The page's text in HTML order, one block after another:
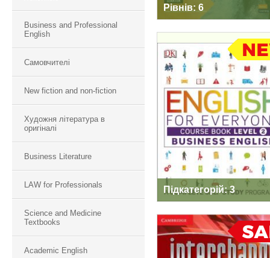
Business and Professional
English
Самовчителі
New fiction and non-fiction
Художня література в
оригіналі
Business Literature
LAW for Professionals
Science and Medicine
Textbooks
Academic English
Рівнів: 6
Підкатегорій: 3
ENGLISH FOR
EVERYONE